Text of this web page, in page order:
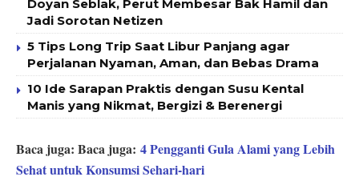
Doyan Seblak, Perut Membesar Bak Hamil dan
Jadi Sorotan Netizen
5 Tips Long Trip Saat Libur Panjang agar
Perjalanan Nyaman, Aman, dan Bebas Drama
10 Ide Sarapan Praktis dengan Susu Kental
Manis yang Nikmat, Bergizi & Berenergi
Baca juga: Baca juga: 4 Pengganti Gula Alami yang Lebih
Sehat untuk Konsumsi Sehari-hari